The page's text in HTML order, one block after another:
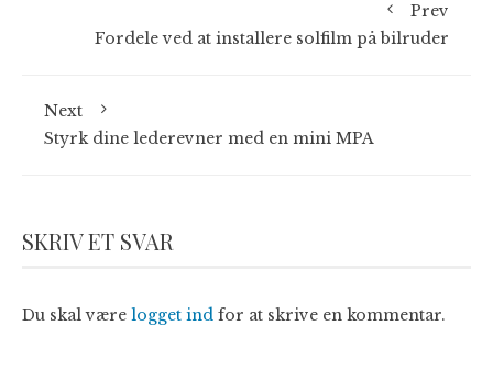
Prev
Fordele ved at installere solfilm på bilruder
Next
Styrk dine lederevner med en mini MPA
SKRIV ET SVAR
Du skal være logget ind for at skrive en kommentar.